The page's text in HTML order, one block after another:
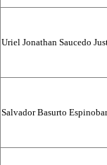
Uriel Jonathan Saucedo
Salvador Basurto